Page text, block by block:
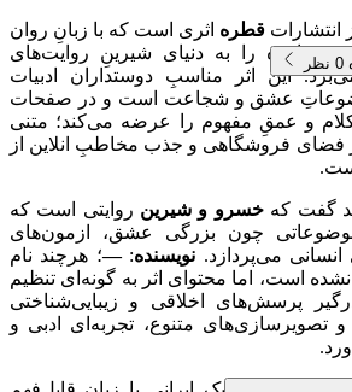
انتشارات قطره اثری است که با زبانِ روان
خواننده را به دنیای شیرینِ روایت‌های
این اثر مناسبِ دوستداران ادبیات
عشق و شجاعت است و در صفحات
کلام و عمقِ مفهوم را عرضه می‌کند؛ متنی
فضای فروشگاهی و جذب مخاطبِ انلاین از
گفت کهخسرو و شیرین روایتی است که
چون بزرگی عشق، ازمون‌های
می‌پردازد. نویسنده:
—؛ هرچند نام
است، اما محتوای اثر به گونه‌ای تنظیم
پرسش‌های اخلاقی و زیبایی‌شناختی
و تصویرسازی‌های متنوع، تجربه‌ای ادبی و
0 نظر